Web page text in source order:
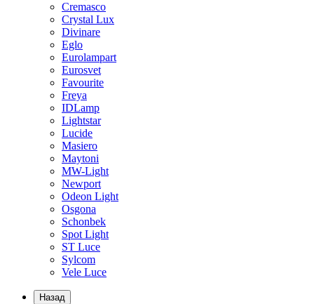
Cremasco
Crystal Lux
Divinare
Eglo
Eurolampart
Eurosvet
Favourite
Freya
IDLamp
Lightstar
Lucide
Masiero
Maytoni
MW-Light
Newport
Odeon Light
Osgona
Schonbek
Spot Light
ST Luce
Sylcom
Vele Luce
Назад